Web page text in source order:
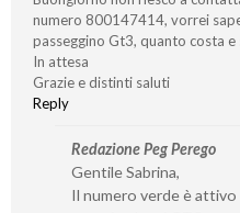
numero 800147414, vorrei
passeggino Gt3, quanto costa e
In attesa
Grazie e distinti saluti
Reply
Redazione Peg Perego
Gentile Sabrina,
Il numero verde è attivo